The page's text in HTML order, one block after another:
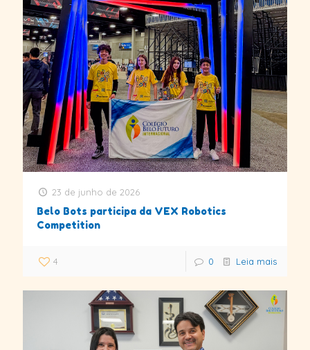
23 de junho de 2026
Belo Bots participa da VEX Robotics
Competition
4 0 Leia mais